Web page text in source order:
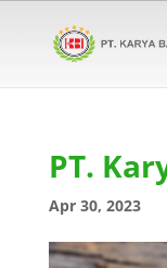
PT.
Apr 30, 2023